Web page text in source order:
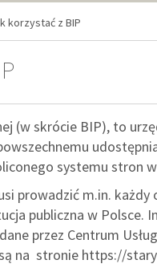
korzystać z BIP
(w skrócie BIP), to
systemu stron
prowadzić m.in. każdy
publiczna w Polsce.
przez Centrum
na stronie https://